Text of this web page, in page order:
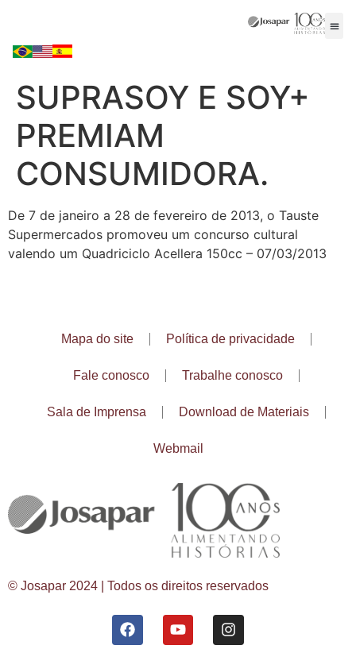
SUPRASOY E SOY+
PREMIAM
CONSUMIDORA.
De 7 de janeiro a 28 de fevereiro de 2013, o Tauste
Supermercados promoveu um concurso cultural
valendo um Quadriciclo Acellera 150cc – 07/03/2013
Mapa do site Política de privacidade
Fale conosco Trabalhe conosco
Sala de Imprensa Download de Materiais
Webmail
© Josapar 2024 | Todos os direitos reservados